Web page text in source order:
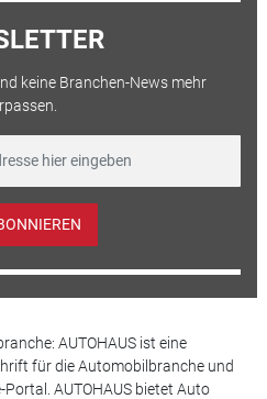
keine Branchen-News mehr
AUTOHAUS ist eine
für die Automobilbranche und
AUTOHAUS bietet Auto